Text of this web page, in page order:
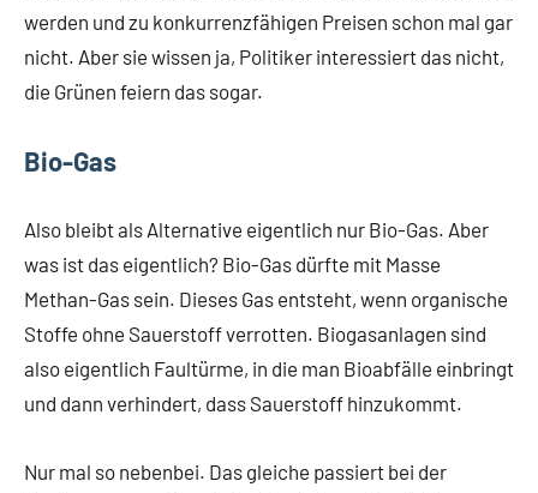
werden und zu konkurrenzfähigen Preisen schon mal gar
nicht. Aber sie wissen ja, Politiker interessiert das nicht,
die Grünen feiern das sogar.
Bio-Gas
Also bleibt als Alternative eigentlich nur Bio-Gas. Aber
was ist das eigentlich? Bio-Gas dürfte mit Masse
Methan-Gas sein. Dieses Gas entsteht, wenn organische
Stoffe ohne Sauerstoff verrotten. Biogasanlagen sind
also eigentlich Faultürme, in die man Bioabfälle einbringt
und dann verhindert, dass Sauerstoff hinzukommt.
Nur mal so nebenbei. Das gleiche passiert bei der